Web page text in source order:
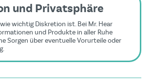
und Privatsphäre
wichtig Diskretion ist. Bei Mr. Hear
und Produkte in aller Ruhe
Sorgen über eventuelle Vorurteile oder